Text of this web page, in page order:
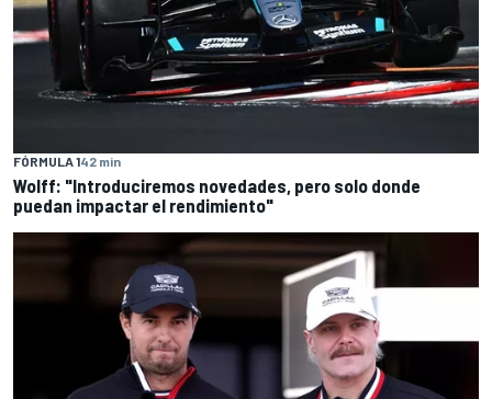
FÓRMULA 142 min
Wolff: "Introduciremos novedades, pero solo donde
puedan impactar el rendimiento"